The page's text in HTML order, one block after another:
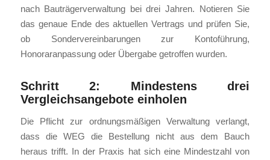
nach Bauträgerverwaltung bei drei Jahren. Notieren Sie
das genaue Ende des aktuellen Vertrags und prüfen Sie,
ob Sondervereinbarungen zur Kontoführung,
Honoraranpassung oder Übergabe getroffen wurden.
Schritt 2: Mindestens drei
Vergleichsangebote einholen
Die Pflicht zur ordnungsmäßigen Verwaltung verlangt,
dass die WEG die Bestellung nicht aus dem Bauch
heraus trifft. In der Praxis hat sich eine Mindestzahl von